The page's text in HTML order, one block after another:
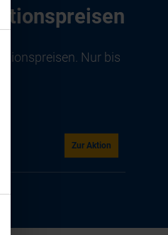
Nur bis
Zur Aktion